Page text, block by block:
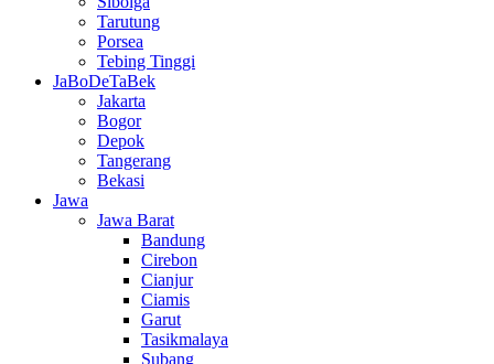
Tarutung
Porsea
Tebing Tinggi
JaBoDeTaBek
Jakarta
Bogor
Depok
Tangerang
Bekasi
Jawa
Jawa Barat
Bandung
Cirebon
Cianjur
Ciamis
Garut
Tasikmalaya
Subang